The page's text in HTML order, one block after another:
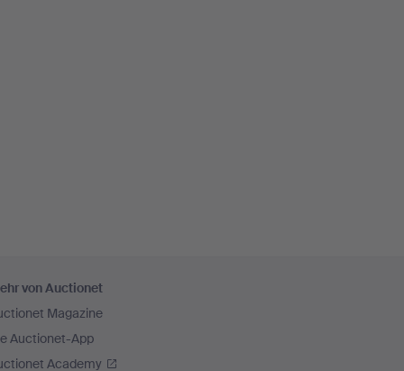
von Auctionet
Magazine
Auctionet-App
Academy